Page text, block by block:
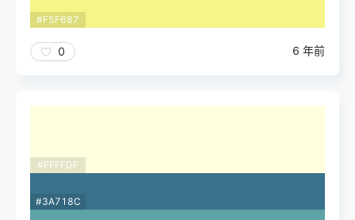
#F5F687
0 6 年前
#FFFFDF
#3A718C